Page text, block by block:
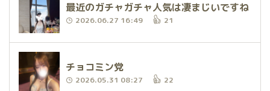
最近のガチャガチャ人気は凄まじいですね
2026.06.27 16:49 21
チョコミン党
2026.05.31 08:27 22